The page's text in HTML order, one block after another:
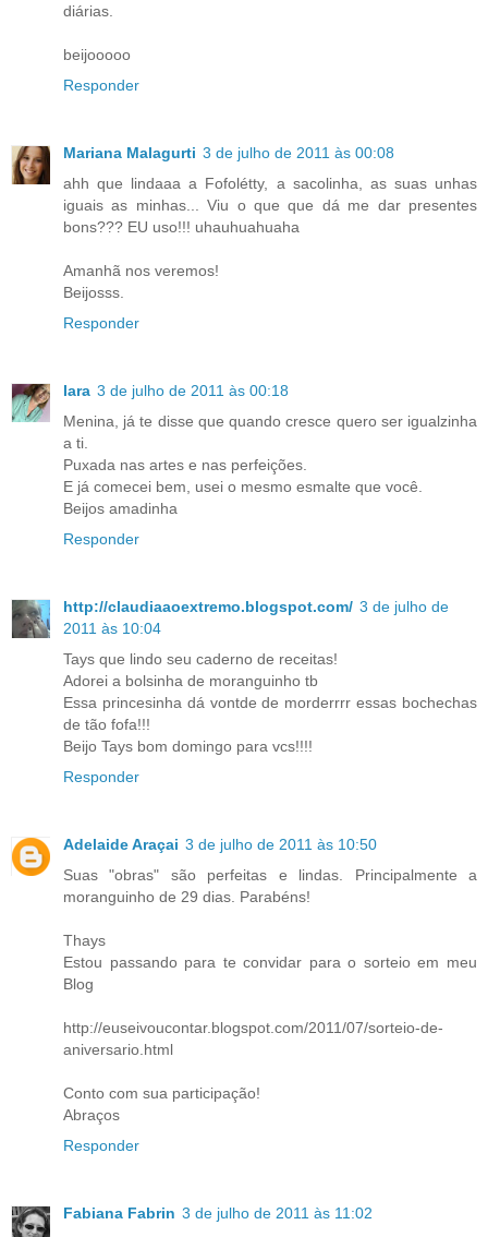
diárias.
beijooooo
Responder
Mariana Malagurti 3 de julho de 2011 às 00:08
ahh que lindaaa a Fofolétty, a sacolinha, as suas unhas
iguais as minhas... Viu o que que dá me dar presentes
bons??? EU uso!!! uhauhuahuaha
Amanhã nos veremos!
Beijosss.
Responder
Iara 3 de julho de 2011 às 00:18
Menina, já te disse que quando cresce quero ser igualzinha
a ti.
Puxada nas artes e nas perfeições.
E já comecei bem, usei o mesmo esmalte que você.
Beijos amadinha
Responder
http://claudiaaoextremo.blogspot.com/ 3 de julho de
2011 às 10:04
Tays que lindo seu caderno de receitas!
Adorei a bolsinha de moranguinho tb
Essa princesinha dá vontde de morderrrr essas bochechas
de tão fofa!!!
Beijo Tays bom domingo para vcs!!!!
Responder
Adelaide Araçai 3 de julho de 2011 às 10:50
Suas "obras" são perfeitas e lindas. Principalmente a
moranguinho de 29 dias. Parabéns!
Thays
Estou passando para te convidar para o sorteio em meu
Blog
http://euseivoucontar.blogspot.com/2011/07/sorteio-de-
aniversario.html
Conto com sua participação!
Abraços
Responder
Fabiana Fabrin 3 de julho de 2011 às 11:02